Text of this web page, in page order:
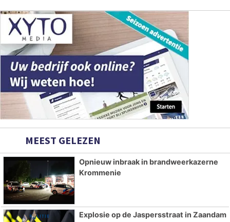
MEEST GELEZEN
Opnieuw inbraak in brandweerkazerne
Krommenie
Explosie op de Jaspersstraat in Zaandam